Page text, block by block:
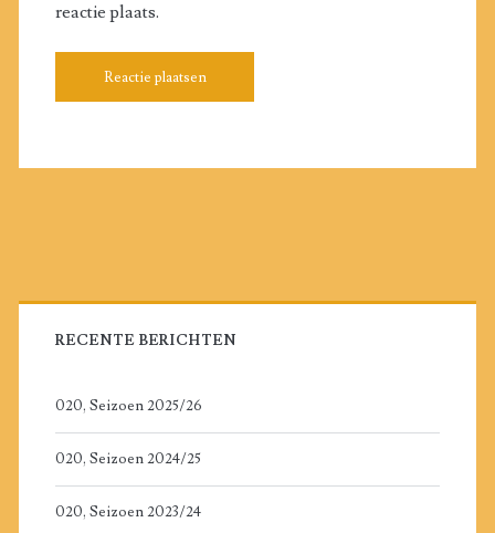
reactie plaats.
Primaire
zijbalk
RECENTE BERICHTEN
020, Seizoen 2025/26
020, Seizoen 2024/25
020, Seizoen 2023/24